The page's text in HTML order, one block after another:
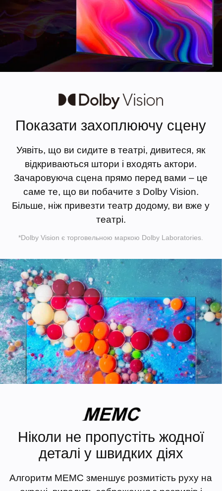
Показати захоплюючу сцену
Уявіть, що ви сидите в театрі, дивитеся, як
відкриваються штори і входять актори.
Зачаровуюча сцена прямо перед вами – це
саме те, що ви побачите з Dolby Vision.
Більше, ніж привезти театр додому, ви вже у
театрі.
*Dolby Vision є торговельною маркою Dolby Laboratories.
Ніколи не пропустіть жодної
деталі у швидких діях
Алгоритм MEMC зменшує розмитість руху на